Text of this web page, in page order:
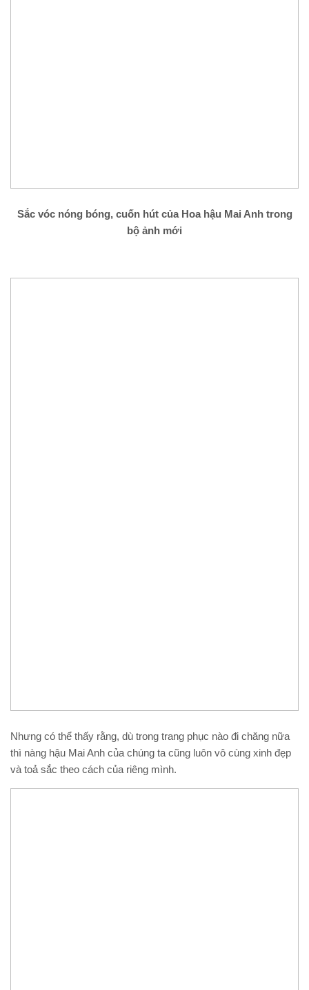
Sắc vóc nóng bóng, cuốn hút của Hoa hậu Mai Anh trong
bộ ảnh mới
Nhưng có thể thấy rằng, dù trong trang phục nào đi chăng nữa
thì nàng hậu Mai Anh của chúng ta cũng luôn vô cùng xinh đẹp
và toả sắc theo cách của riêng mình.